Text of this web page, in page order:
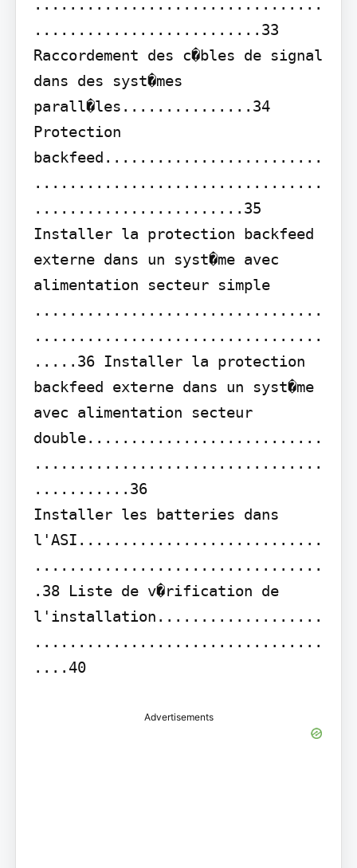
.................................
..........................33
Raccordement des c�bles de signal
dans des syst�mes
parall�les...............34
Protection
backfeed.........................
.................................
........................35
Installer la protection backfeed
externe dans un syst�me avec
alimentation secteur simple
.................................
.................................
.....36 Installer la protection
backfeed externe dans un syst�me
avec alimentation secteur
double...........................
.................................
...........36
Installer les batteries dans
l'ASI............................
.................................
.38 Liste de v�rification de
l'installation...................
.................................
....40
Advertisements